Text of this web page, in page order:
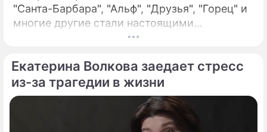
"Санта-Барбара", "Альф", "Друзья", "Горец" и
многие другие стали настоящими
символами эпохи. Насколько хорошо вы
Проверьте свои знания, определив, какие из
следующих утверждений являются правдой,
основанной на фактах из истории этих шоу, а
утверждения выберите: (а) Правда или (б)
Екатерина Волкова заедает стресс
из-за трагедии в жизни